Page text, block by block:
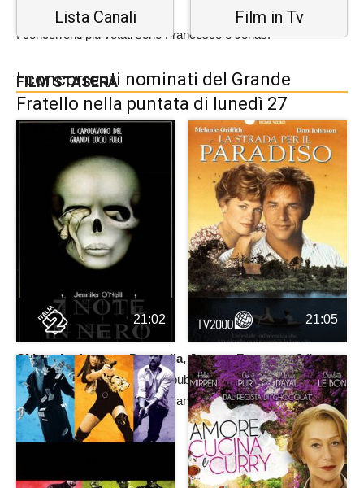
I concorrenti più votati sono Francesco e Jonas.
I concorrenti nominati del Grande
Fratello nella puntata di lunedì 27
ottobre 2025
Chi vuoi salvare traDonatella, JonaseFrancesco?Il
concorrente meno votato dal pubblico sarà il primo candidato
alla prossima eliminazione durante la prossima puntata di
giovedì 30 ottobre 2025.
Lista Canali Film in Tv
FILM STASERA
21:02 21:05